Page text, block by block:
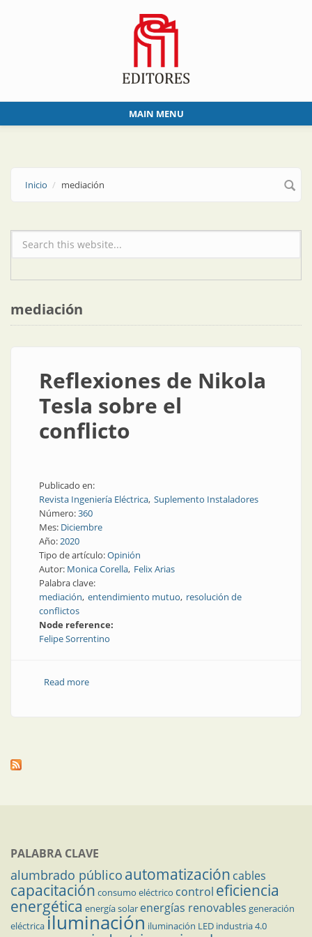
MAIN MENU
Inicio mediación
Formulario de búsqueda
mediación
Reflexiones de Nikola
Tesla sobre el
conflicto
Publicado en:
Revista Ingeniería Eléctrica Suplemento Instaladores
Número:360
Mes: Diciembre
Año:2020
Tipo de artículo:Opinión
Autor: Monica Corella Felix Arias
Palabra clave:
mediación entendimiento mutuo resolución de
conflictos
Node reference:
Felipe Sorrentino
Read moreabout Reflexiones de Nikola Tesla sobre el conflicto
PALABRA CLAVE
alumbrado público automatización cables
capacitación consumo eléctrico control eficiencia
energética energía solar energías renovables generación
eléctricailuminación iluminación LED industria 4.0